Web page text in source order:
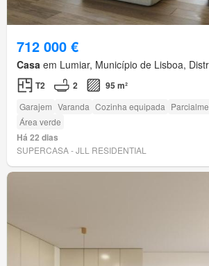
712 000 €
Casa em Lumiar, Município de Lisboa,
T2 2 95 m²
Garajem Varanda Cozinha equipada
Área verde
Há 22 dias
SUPERCASA - JLL RESIDENTIAL